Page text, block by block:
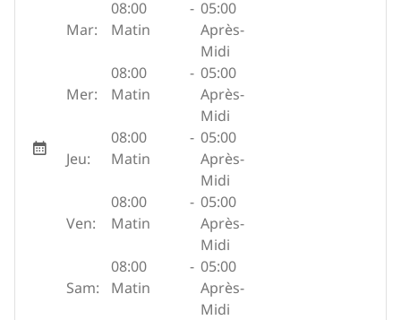
Mar:
08:00
Matin
- 05:00
Après-
Midi
Mer:
08:00
Matin
- 05:00
Après-
Midi
Jeu:
08:00
Matin
- 05:00
Après-
Midi
Ven:
08:00
Matin
- 05:00
Après-
Midi
Sam:
08:00
Matin
- 05:00
Après-
Midi